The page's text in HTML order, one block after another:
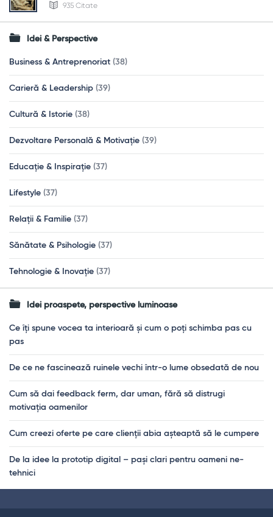
935 Citate
Idei & Perspective
Business & Antreprenoriat (38)
Carieră & Leadership (39)
Cultură & Istorie (38)
Dezvoltare Personală & Motivație (39)
Educație & Inspirație (37)
Lifestyle (37)
Relații & Familie (37)
Sănătate & Psihologie (37)
Tehnologie & Inovație (37)
Idei proaspete, perspective luminoase
Ce îți spune vocea ta interioară și cum o poți schimba pas cu
pas
De ce ne fascinează ruinele vechi într-o lume obsedată de nou
Cum să dai feedback ferm, dar uman, fără să distrugi
motivația oamenilor
Cum creezi oferte pe care clienții abia așteaptă să le cumpere
De la idee la prototip digital – pași clari pentru oameni ne-
tehnici